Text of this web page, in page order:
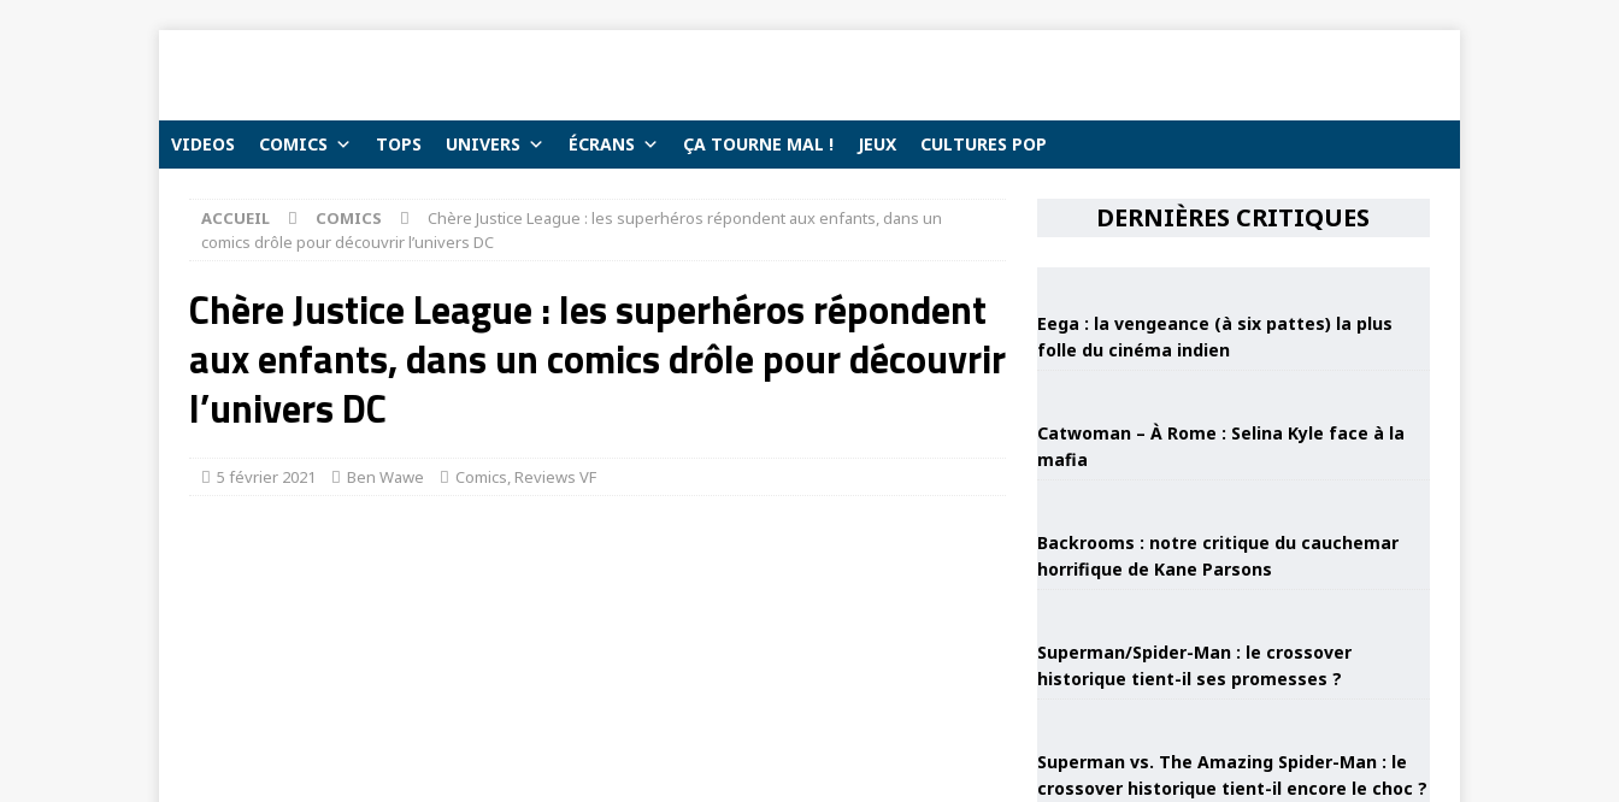
VIDEOS COMICS TOPS UNIVERS ÉCRANS ÇA TOURNE MAL ! JEUX CULTURES POP
ACCUEIL COMICS
Chère Justice League : les superhéros répondent aux enfants, dans un
comics drôle pour découvrir l’univers DC
Chère Justice League : les superhéros répondent
aux enfants, dans un comics drôle pour découvrir
l’univers DC
5 février 2021 Ben Wawe Comics, Reviews VF
DERNIÈRES CRITIQUES
Eega : la vengeance (à six pattes) la plus
folle du cinéma indien
Catwoman – À Rome : Selina Kyle face à la
mafia
Backrooms : notre critique du cauchemar
horrifique de Kane Parsons
Superman/Spider-Man : le crossover
historique tient-il ses promesses ?
Superman vs. The Amazing Spider-Man : le
crossover historique tient-il encore le choc ?